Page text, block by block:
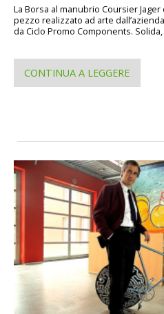
La Borsa al manubrio Coursier Jager
pezzo realizzato ad arte
da Ciclo Promo Components.
CONTINUA A LEGGERE